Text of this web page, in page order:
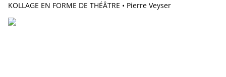
KOLLAGE EN FORME DE THÉÂTRE • Pierre Veyser